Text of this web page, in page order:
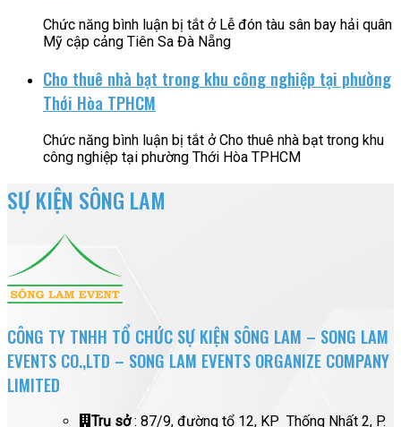
Chức năng bình luận bị tắt ở Lễ đón tàu sân bay hải quân
Mỹ cập cảng Tiên Sa Đà Nẵng
Cho thuê nhà bạt trong khu công nghiệp tại phường
Thới Hòa TPHCM
Chức năng bình luận bị tắt ở Cho thuê nhà bạt trong khu
công nghiệp tại phường Thới Hòa TPHCM
SỰ KIỆN SÔNG LAM
CÔNG TY TNHH TỔ CHỨC SỰ KIỆN SÔNG LAM – SONG LAM
EVENTS CO.,LTD – SONG LAM EVENTS ORGANIZE COMPANY
LIMITED
Trụ sở: 87/9, đường tổ 12, KP Thống Nhất 2, P.